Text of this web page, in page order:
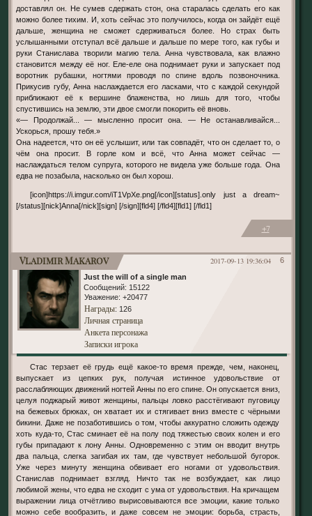
доставлял он. Не сумев сдержать стон, она старалась сделать его как
можно более тихим. И, хоть сейчас это получилось, когда он зайдёт ещё
дальше, женщина не сможет сдерживаться более. Но страх быть
услышанными отступал всё дальше и дальше по мере того, как губы и
руки Станислава творили магию тела. Анна чувствовала, как влажно
становится между её ног. Еле-еле она поднимает руки и запускает под
воротник рубашки, ногтями проводя по спине вдоль позвоночника.
Прикусив губу, Анна наслаждается его ласками, что с каждой секундой
приближают её к вершине блаженства, но лишь для того, чтобы
спустившись на землю, эти двое смогли покорить её вновь.
«— Продолжай... — мысленно просит она. — Не останавливайся...
Ускорься, прошу тебя.»
Она надеется, что он её услышит, или так совпадёт, что он сделает то, о
чём она просит. В горле ком и всё, что Анна может сейчас —
наслаждаться телом супруга, которого не видела уже больше года. Она
едва не позабыла, насколько он был хорош.
[icon]https://i.imgur.com/iT1VpXe.png[/icon][status].only just a dream~
[/status][nick]Anna[/nick][sign] [/sign][fld4] [/fld4][fld1] [/fld1]
+7
6
2017-09-13 19:36:04
Vladimir Makarov
Just the will of a single man
Сообщений: 15122
Уважение: +20477
Награды: 126
Личная страница
Анкета персонажа
Записки игрока
Стас терзает её грудь ещё какое-то время прежде, чем, наконец,
выпускает из цепких рук, получая истинное удовольствие от
расслабляющих движений ногтей Анны по его спине. Он опускается вниз,
целуя поджарый живот женщины, пальцы ловко расстёгивают пуговицу
на бежевых брюках, он хватает их и стягивает вниз вместе с чёрными
бикини. Даже не позаботившись о том, чтобы аккуратно сложить одежду
хоть куда-то, Стас сминает её на полу под тяжестью своих колен и его
губы припадают к лону Анны. Одновременно с этим он вводит внутрь
два пальца, слегка загибая их там, где чувствует небольшой бугорок.
Уже через минуту женщина обвивает его ногами от удовольствия.
Станислав поднимает взгляд. Ничто так не возбуждает, как лицо
любимой жены, что едва не сходит с ума от удовольствия. На кричащем
выражении лица отчётливо вырисовываются все эмоции, какие только
можно себе вообразить, и даже совсем не эмоции: борьба, страсть,